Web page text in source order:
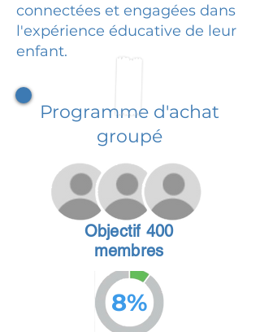
connectées et engagées dans
l'expérience éducative de leur
enfant.
Programme d'achat
groupé
Objectif 400
membres
8%